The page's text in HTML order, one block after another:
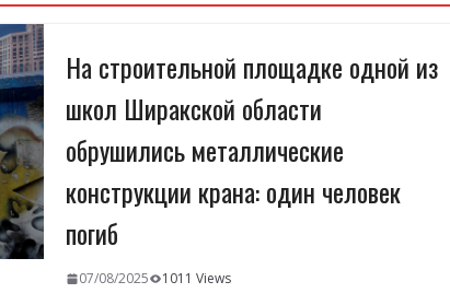
На строительной площадке одной из
школ Ширакской области
обрушились металлические
конструкции крана: один человек
погиб
07/08/2025 1011 Views